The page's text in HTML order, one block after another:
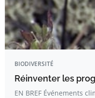
BIODIVERSITÉ
Réinventer les
EN BREF Événements